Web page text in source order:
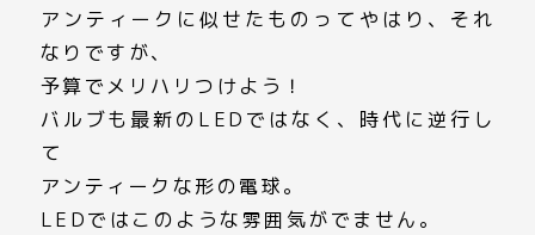
アンティークに似せたものってやはり、それ
なりですが、
予算でメリハリつけよう！
バルブも最新のLEDではなく、時代に逆行し
て
アンティークな形の電球。
LEDではこのような雰囲気がでません。